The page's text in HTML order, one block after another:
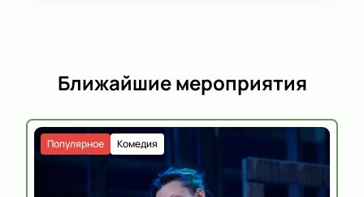
Ближайшие мероприятия
Комедия
Популярное